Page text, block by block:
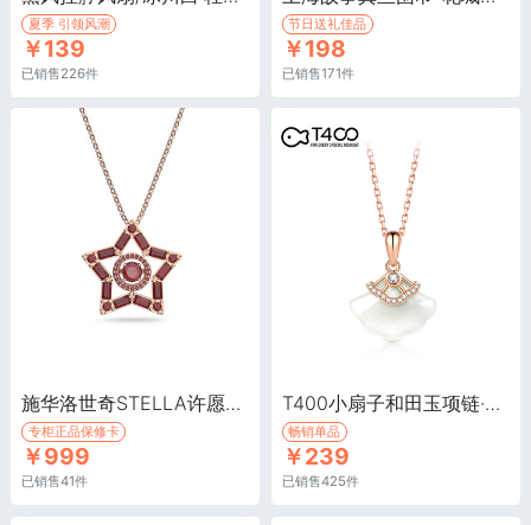
夏季 引领风潮
￥139
已销售226件
节日送礼佳品
￥198
已销售171件
施华洛世奇STELLA许愿星项链/红色 ·“心”运星链坠
专柜正品保修卡
￥999
已销售41件
T400小扇子和田玉项链·小扇子和田玉项链
畅销单品
￥239
已销售425件